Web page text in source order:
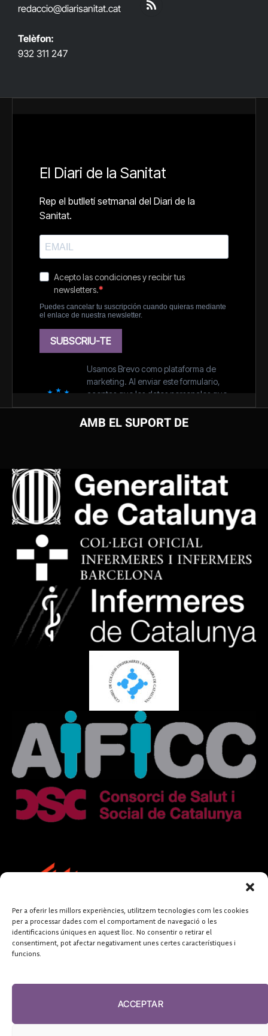
Per a oferir les millors experiències, utilitzem tecnologies com les cookies
per a processar dades com el comportament de navegació o les
identificacions úniques en aquest lloc. No consentir o retirar el
consentiment, pot afectar negativament unes certes característiques i
funcions.
ACCEPTAR
redaccio@diarisanitat.cat
Telèfon:
932 311 247
RSS
AMB EL SUPORT DE
FUNDACIÓ